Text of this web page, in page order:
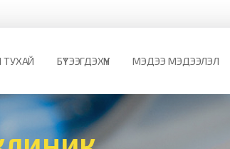
ТУХАЙ БҮТЭЭГДЭХҮҮН МЭДЭЭ МЭДЭЭЛЭЛ